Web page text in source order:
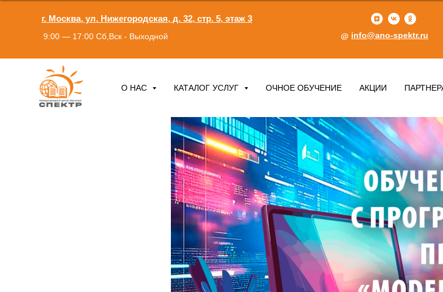
г. Москва, ул. Нижегородская, д. 32, стр. 5, этаж 3
info@ano-spektr.ru
9:00 — 17:00 Сб,Вск - Выходной
О НАС КАТАЛОГ УСЛУГ ОЧНОЕ ОБУЧЕНИЕ АКЦИИ